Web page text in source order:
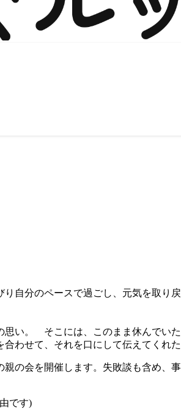
自分のペースで過ごし、元気を取り
い。 そこには、このまま休んでい
せて、それを口にして伝えてくれた
の会を開催します。失敗談も含め、事
です)